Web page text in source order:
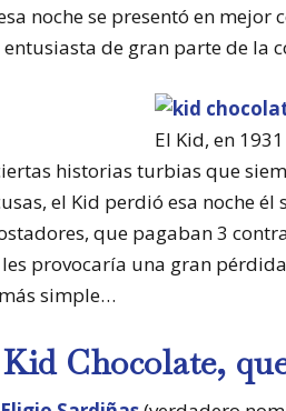
noche se presentó en
de gran parte de la
El Kid, en 1931
historias turbias que
el Kid perdió esa noche
que pagaban 3
provocaría una gran
simple…
Kid Chocolate,